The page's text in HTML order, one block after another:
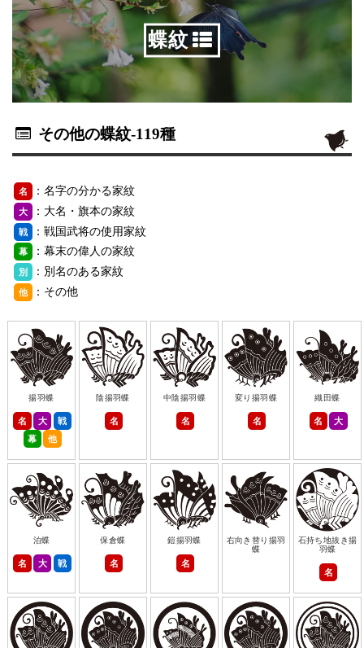
蝶紋
その他の蝶紋-119種
名 ：名字の分かる家紋
大 ：大名・旗本の家紋
戦 ：戦国武将の使用家紋
幕 ：幕末の偉人の家紋
別 ：別名のある家紋
他 ：その他
揚羽蝶
名 大
戦
幕
他
陰揚羽蝶
名
中陰揚羽蝶
名
変り揚羽蝶
名
織田蝶
名 大
泊蝶
名 大 戦
保倉蝶
名
鎧揚羽蝶
名
右向き替り揚羽
蝶
石持ち地抜き揚
羽蝶
名